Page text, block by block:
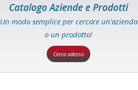
Catalogo Aziende e Prodotti
Un modo semplice per cercare un'azienda
o un prodotto!
Cerca adesso